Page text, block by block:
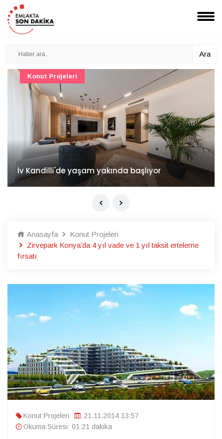
Ara
İv Kandilli'de yaşam yakında başlıyor
Konut Projeleri
Anasayfa
Konut Projeleri
Zirvepark Konya'da 4 yıl vade ve 1 yıl taksit erteleme
fırsatı
Konut Projeleri
21.11.2014 13:57
Okuma Süresi: 01:21 dakika